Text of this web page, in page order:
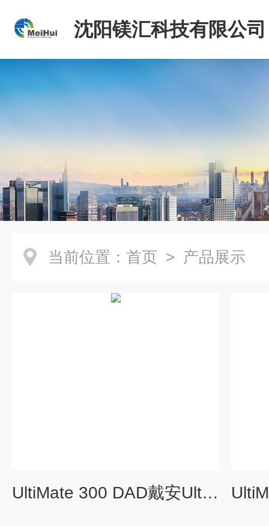
沈阳镁汇科技有限公司
当前位置： 首页 > 产品展示
UltiMate 300 DAD戴安UltiMate 300 DAD氘灯 Dionex氘灯